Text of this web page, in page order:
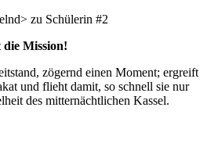
zu Schülerin #2
die Mission!
zögernd einen Moment; ergreift
und flieht damit, so schnell sie nur
des mitternächtlichen Kassel.